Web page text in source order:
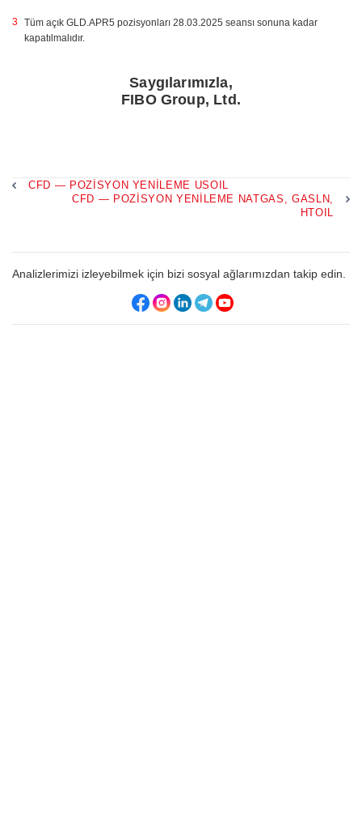
Tüm açık GLD.APR5 pozisyonları 28.03.2025 seansı sonuna kadar
kapatılmalıdır.
Saygılarımızla,
FIBO Group, Ltd.
CFD — POZISYON YENILEME USOIL
CFD — POZISYON YENILEME NATGAS, GASLN,
HTOIL
Analizlerimizi izleyebilmek için bizi sosyal ağlarımızdan takip edin.